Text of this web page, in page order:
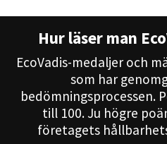
Hur läser man
EcoVadis-medaljer och
som har
bedömningsprocessen.
till 100. Ju högre
företagets